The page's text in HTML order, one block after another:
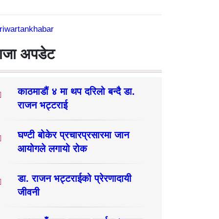
अपडेट
काठमाडौं ४ मा थप दरिलो बन्दै डा.
राजन भट्टराई
घण्टी बोकेर प्रचारप्रसारमा जान
आयोगले लगायो रोक
डा. राजन भट्टराईको प्रेरणादायी
जीवनी